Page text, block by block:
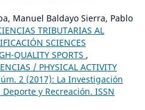
Manuel Baldayo Sierra, Pablo
TRIBUTARIAS AL
SCIENCES
QUALITY SPORTS ,
/ PHYSICAL ACTIVITY
2 (2017): La Investigación
y Recreación. ISSN